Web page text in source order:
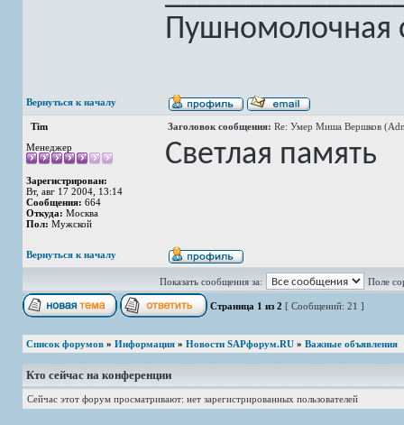
Пушномолочная
Вернуться к началу
Tim Заголовок сообщения: Re: Умер Миша Вершков
Менеджер
Зарегистрирован:
Вт, авг 17 2004, 13:14
Сообщения: 664
Откуда: Москва
Пол: Мужской
Светлая память
Вернуться к началу
Показать сообщения за: Поле
Страница 1 из 2 [ Сообщений: 21 ]
Список форумов » Информация » Новости SAPфорум.RU » Важные объявления
Кто сейчас на конференции
Сейчас этот форум просматривают: нет зарегистрированных пользователей